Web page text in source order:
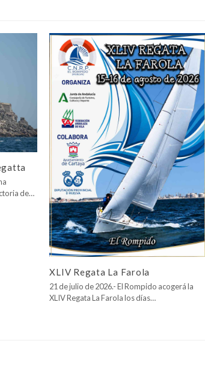
de…
XLIV Regata La Farola
21 de julio de 2026.- El Rompido acogerá la
XLIV Regata La Farola los días…